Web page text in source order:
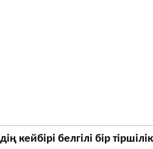
кейбірі белгілі бір